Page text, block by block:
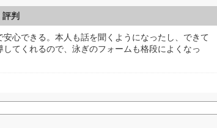
判
心できる。本人も話を聞くようになったし、できて
てくれるので、泳ぎのフォームも格段によくなっ